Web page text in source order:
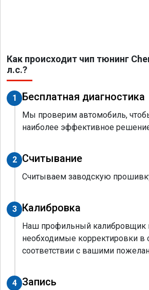
Как происходит чип тюнинг
л.с.?
1 Бесплатная диагностика
Мы проверим автомобиль,
наиболее эффективное
2 Считывание
Считываем заводскую
3 Калибровка
Наш профильный калибровщик
необходимые корректировки в
соответствии с вашими
4 Запись